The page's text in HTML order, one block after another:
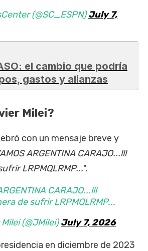
(@SC_ESPN)July 7,
el cambio que podría
gastos y alianzas
Milei?
con un mensaje breve y
ARGENTINA CARAJO...!!!
LRPMQLRMP...".
CARAJO...!!!
de sufrir LRPMQLRMP...
(@JMilei)July 7, 2026
en diciembre de 2023